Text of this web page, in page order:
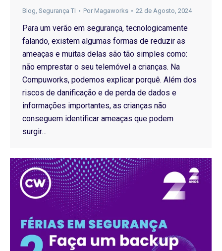
Blog, Segurança TI Por Magaworks 22 de Agosto, 2024
Para um verão em segurança, tecnologicamente
falando, existem algumas formas de reduzir as
ameaças e muitas delas são tão simples como:
não emprestar o seu telemóvel a crianças. Na
Compuworks, podemos explicar porquê. Além dos
riscos de danificação e de perda de dados e
informações importantes, as crianças não
conseguem identificar ameaças que podem
surgir…